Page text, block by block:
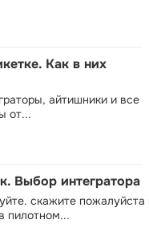
Как в них
айтишники и все
от...
Выбор интегратора
скажите пожалуйста
пилотном...